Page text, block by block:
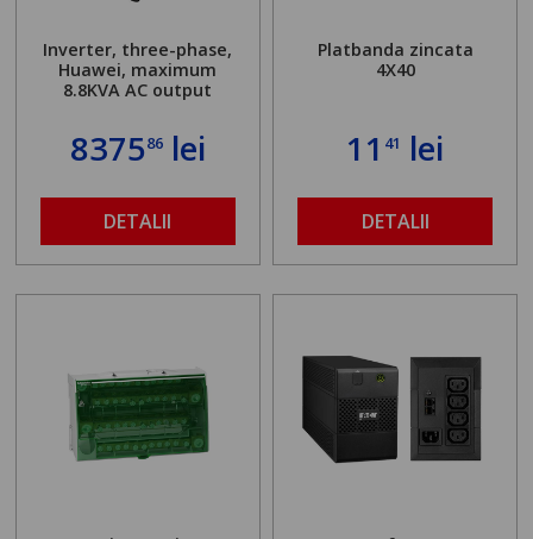
Inverter, three-phase,
Huawei, maximum
8.8KVA AC output
837586lei
DETALII
Platbanda zincata
4X40
11 41 lei
DETALII